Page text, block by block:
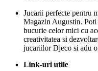
Jucarii perfecte pentru
Magazin Augustin. Poti
bucurie celor mici cu
creativitatea si
jucariilor Djeco si adu
Link-uri utile